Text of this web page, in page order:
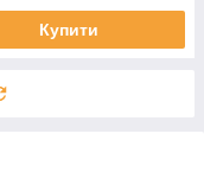
Купити